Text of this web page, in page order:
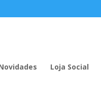
Loja Social